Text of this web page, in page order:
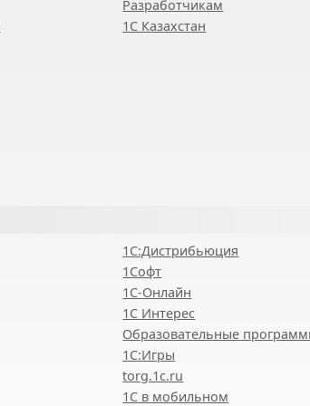
Разработчикам
1С Казахстан
1С:Дистрибьюция
1Софт
1С-Онлайн
1С Интерес
Образовательные
1С:Игры
torg.1c.ru
1С в мобильном